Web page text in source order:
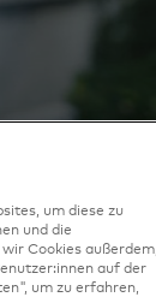
um diese zu
und die
Cookies außerdem,
auf der
um zu erfahren,